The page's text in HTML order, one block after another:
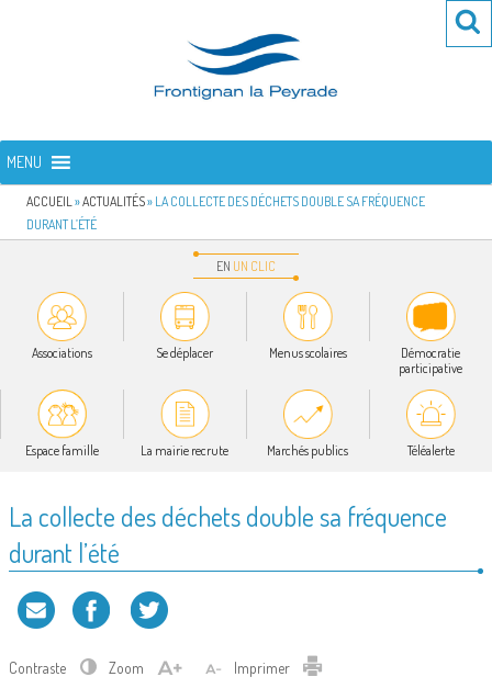
FRONTIGNAN LA PEYRADE
MENU
ACCUEIL »ACTUALITÉS» LA COLLECTE DES DÉCHETS DOUBLE SA FRÉQUENCE
DURANT L’ÉTÉ
EN UN CLIC
Associations Se déplacer Menus scolaires
Démocratie
participative
Espace famille La mairie recrute Marchés publics Téléalerte
La collecte des déchets double sa fréquence
durant l’été
Contraste Zoom Imprimer